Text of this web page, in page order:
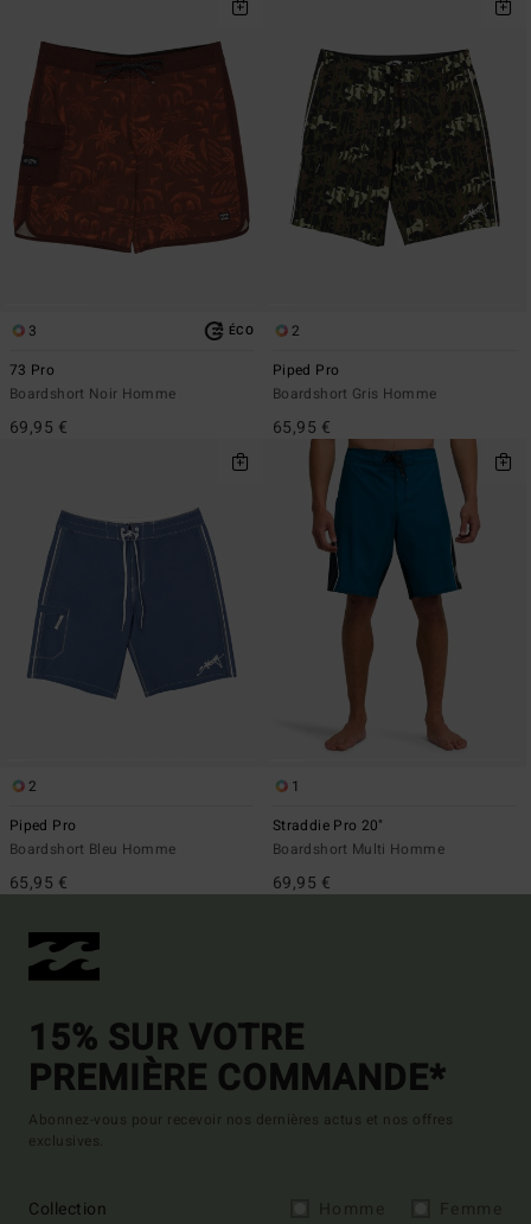
3 ÉCO
73 Pro
Boardshort Noir Homme
69,95 €
2
Piped Pro
Boardshort Gris Homme
65,95 €
2
Piped Pro
Boardshort Bleu Homme
65,95 €
1
Straddie Pro 20"
Boardshort Multi Homme
69,95 €
15% SUR VOTRE
PREMIÈRE COMMANDE*
Abonnez-vous pour recevoir nos dernières actus et nos offres
exclusives.
Collection